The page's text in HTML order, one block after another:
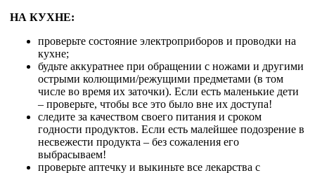
НА КУХНЕ:
проверьте состояние электроприборов и проводки на
кухне;
будьте аккуратнее при обращении с ножами и другими
острыми колющими/режущими предметами (в том
числе во время их заточки). Если есть маленькие дети
– проверьте, чтобы все это было вне их доступа!
следите за качеством своего питания и сроком
годности продуктов. Если есть малейшее подозрение в
несвежести продукта – без сожаления его
выбрасываем!
проверьте аптечку и выкиньте все лекарства с